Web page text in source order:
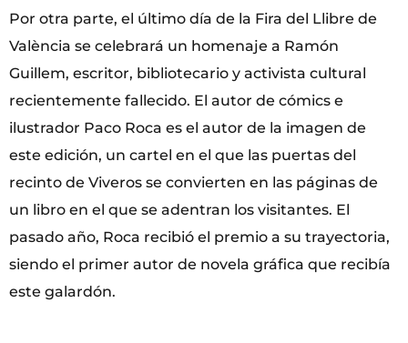
Por otra parte, el último día de la Fira del Llibre de
València se celebrará un homenaje a Ramón
Guillem, escritor, bibliotecario y activista cultural
recientemente fallecido. El autor de cómics e
ilustrador Paco Roca es el autor de la imagen de
este edición, un cartel en el que las puertas del
recinto de Viveros se convierten en las páginas de
un libro en el que se adentran los visitantes. El
pasado año, Roca recibió el premio a su trayectoria,
siendo el primer autor de novela gráfica que recibía
este galardón.